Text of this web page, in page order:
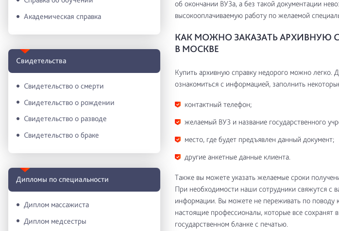
Академическая справка
Свидетельства
Свидетельство о смерти
Свидетельство о рождении
Свидетельство о разводе
Свидетельство о браке
Дипломы по специальности
Диплом массажиста
Диплом медсестры
об окончании ВУЗа, а без такой документации
высокооплачиваемую работу по желаемой
КАК МОЖНО ЗАКАЗАТЬ АРХИВНУЮ
В МОСКВЕ
Купить архивную справку недорого можно легко.
ознакомиться с информацией, заполнить
контактный телефон;
желаемый ВУЗ и название государственного
место, где будет предъявлен данный документ;
другие анкетные данные клиента.
Также вы можете указать желаемые сроки
При необходимости наши сотрудники свяжутся с
информации. Вы можете не переживать по поводу
настоящие профессионалы, которые все сохранят
государственном бланке с печатью.